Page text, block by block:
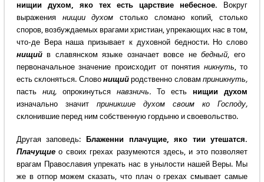
нищии духом, яко тех есть царствие небесное. Вокруг
выражения нищии духомстолько сломано копий, столько
споров, возбуждаемых врагами христиан, упрекающих нас в том,
что-де Вера наша призывает к духовной бедности. Но слово
нищийв славянском языке означает вовсе небедный, его
первоначальное значение происходит от понятия никнуть, то
есть склоняться. Слово нищий родственно словамприникнуть,
пасть ниц, опрокинутьсянавзничь.То естьнищии духом
изначально значит приникшие духом своим ко Господу,
склонившие перед ним собственную гордыню и своевольство.
Другая заповедь:
Блаженни плачущие, яко тии утешатся.
Плачущиео своих грехах разумеются здесь, и это позволяет
врагам Православия упрекать нас в унылости нашей Веры. Мы
же в отпор можем сказать, что плач о грехах смывает самые